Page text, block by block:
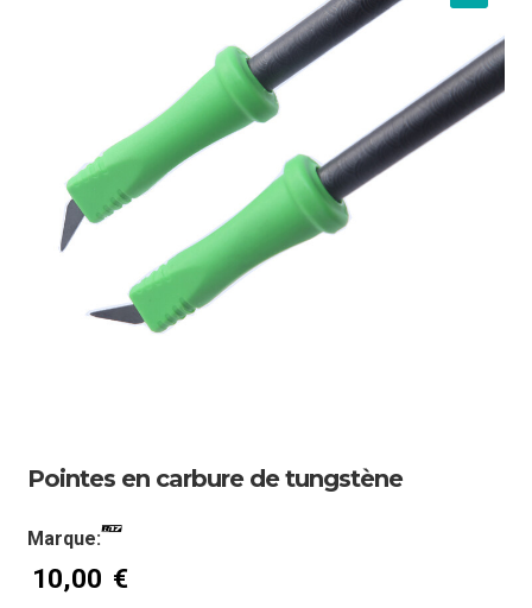
Pointes en carbure de tungstène
Marque:
10,00 €